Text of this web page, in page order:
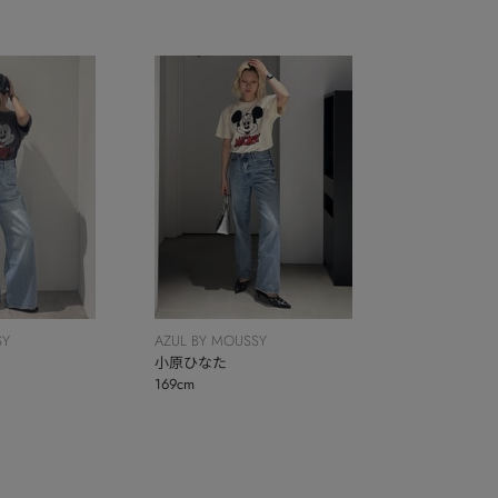
AZUL BY MOUSSY
小原ひなた
169cm